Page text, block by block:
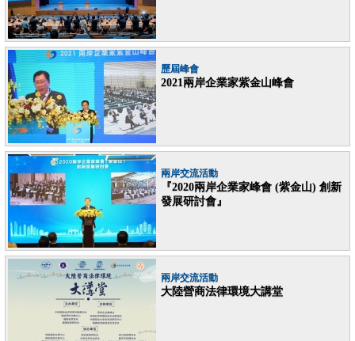
歷屆峰會
2021兩岸企業家紫金山峰會
兩岸交流活動
『2020兩岸企業家峰會 (紫金山) 創新
發展研討會』
兩岸交流活動
大陸營商法律環境大講堂